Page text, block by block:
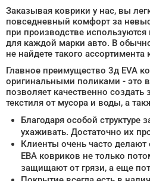
Заказывая коврики у нас, вы
повседневный комфорт за
при производстве
для каждой марки авто. В
не найдете такого
Главное преимущество 3д EVA
оригинальными поликами - это
позволяет качественно
текстиля от мусора и воды, а
Благодаря особой структуре
ухаживать. Достаточно их
Клиенты очень часто
ЕВА ковриков не только
защищают от грязи, а еще